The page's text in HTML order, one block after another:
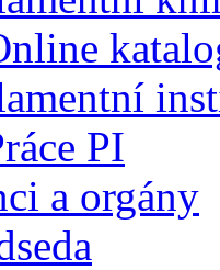
PI
a orgány